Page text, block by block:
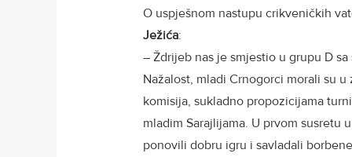
O uspješnom nastupu crikveničkih
Ježića:
– Ždrijeb nas je smjestio u grupu D
Nažalost, mladi Crnogorci morali su
komisija, sukladno propozicijama
mladim Sarajlijama. U prvom susretu
ponovili dobru igru i savladali borbene